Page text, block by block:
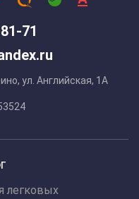
71
ул. Английская, 1А
легковых